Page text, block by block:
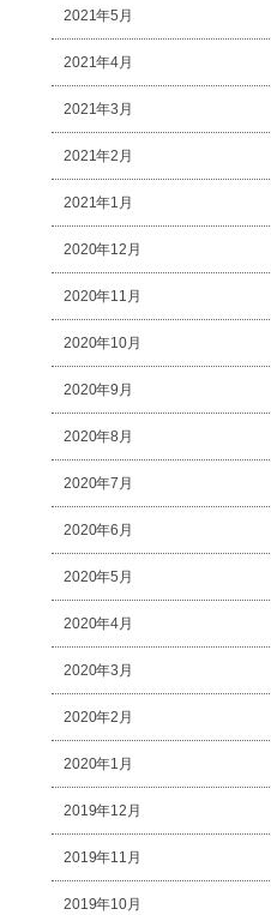
2021年5月
2021年4月
2021年3月
2021年2月
2021年1月
2020年12月
2020年11月
2020年10月
2020年9月
2020年8月
2020年7月
2020年6月
2020年5月
2020年4月
2020年3月
2020年2月
2020年1月
2019年12月
2019年11月
2019年10月